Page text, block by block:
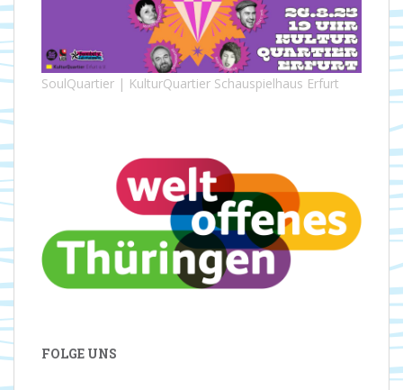
SoulQuartier | KulturQuartier Schauspielhaus Erfurt
FOLGE UNS